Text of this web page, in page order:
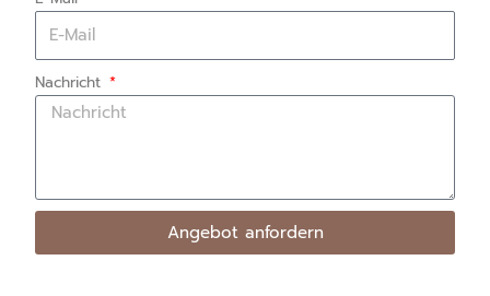
Nachricht
Angebot anfordern